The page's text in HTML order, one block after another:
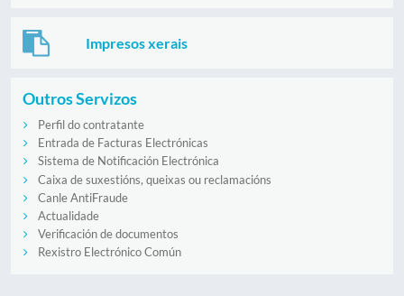
Impresos xerais
Outros Servizos
Perfil do contratante
Entrada de Facturas Electrónicas
Sistema de Notificación Electrónica
Caixa de suxestións, queixas ou reclamacións
Canle AntiFraude
Actualidade
Verificación de documentos
Rexistro Electrónico Común